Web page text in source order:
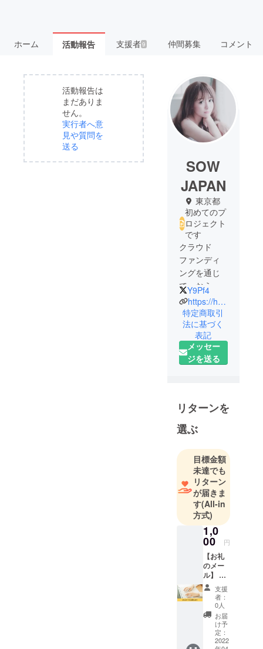
ホーム 活動報告 支援者9 仲間募集 コメント
活動報告は
まだありま
せん。
実行者へ意
見や質問を
送る
SOW
JAPAN
東京都
初めてのプ
ロジェクト
です
クラウド
ファンディ
ングを通じ
て、おうち
時間の楽し
み方を提案
していま
す。
防災用品と
してだけで
間として室
内テントと
ダンボール
ンボールト
イレを使っ
てみてくだ
さい。不思
議な異空間
ができます
「幸福感ユ
ニットを一
気にマック
スに生み出
して、これ
を見ている
皆様の中に
一気に送り
Y9Pf4
https://hayarakubed.base.shop/
特定商取引
法に基づく
表記
メッセー
ジを送る
リターンを
選ぶ
目標金額
未達でも
リターン
が届きま
す(All-in
方式)
1,0
00 円
【お礼
のメー
ル】 ソ
ウジャ
パン株
式会社
をただ
ただ応
援した
い人向
支援
者：
0人
お届
け予
定：
2022